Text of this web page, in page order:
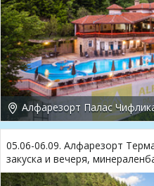
05.06-06.09. Алфарезорт
закуска и вечеря,